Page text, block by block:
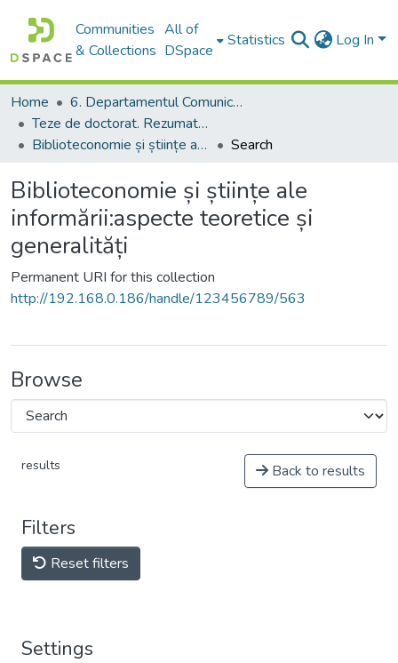
Communities
& Collections
All of
DSpace
Statistics Log In
Home
6. Departamentul Comunicare și Teoria Informării, USM
Teze de doctorat. Rezumate ale tezelor de doctorat
Biblioteconomie și științe ale informării:aspecte teoretice și generalități
Search
Biblioteconomie și științe ale
informării:aspecte teoretice și
generalități
Permanent URI for this collection
http://192.168.0.186/handle/123456789/563
Browse
results Back to results
Filters
Reset filters
Settings